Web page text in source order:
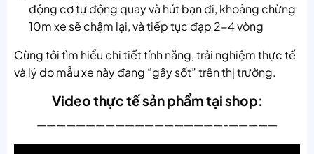
động cơ tự động quay và hút bạn đi, khoảng chừng
10m xe sẽ chậm lại, và tiếp tục đạp 2-4 vòng
Cùng tôi tìm hiểu chi tiết tính năng, trải nghiệm thực tế
và lý do mẫu xe này đang “gây sốt” trên thị trường.
Video thực tế sản phẩm tại shop:
———————————————————-—————